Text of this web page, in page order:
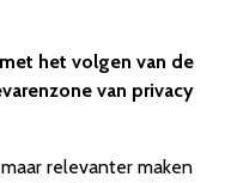
het volgen van de
van privacy
relevanter maken